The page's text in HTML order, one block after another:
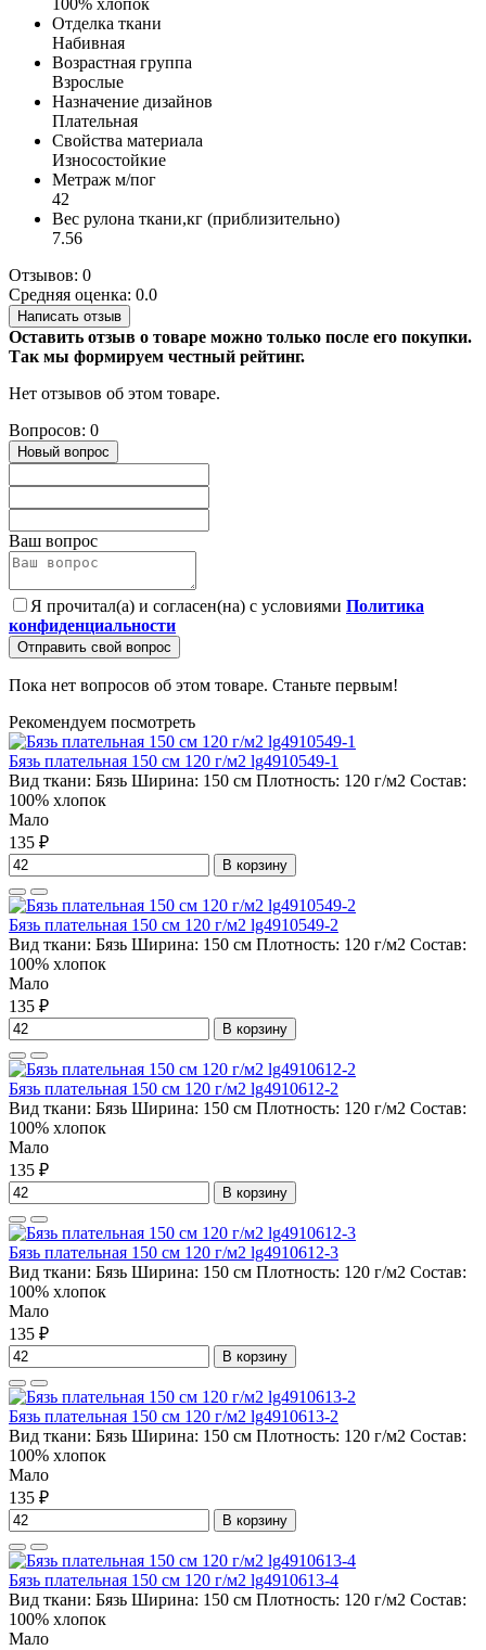
100% хлопок
Отделка ткани
Набивная
Возрастная группа
Взрослые
Назначение дизайнов
Плательная
Свойства материала
Износостойкие
Метраж м/пог
42
Вес рулона ткани,кг (приблизительно)
7.56
Отзывов: 0
Средняя оценка: 0.0
Написать отзыв
Оставить отзыв о товаре можно только после его покупки.
Так мы формируем честный рейтинг.
Нет отзывов об этом товаре.
Вопросов: 0
Новый вопрос
Ваш вопрос
Я прочитал(а) и согласен(на) с условиями Политика
конфиденциальности
Отправить свой вопрос
Пока нет вопросов об этом товаре. Станьте первым!
Рекомендуем посмотреть
Бязь плательная 150 см 120 г/м2 lg4910549-1
Вид ткани: Бязь Ширина: 150 см Плотность: 120 г/м2 Состав:
100% хлопок
Мало
135 ₽
В корзину
Бязь плательная 150 см 120 г/м2 lg4910549-2
Вид ткани: Бязь Ширина: 150 см Плотность: 120 г/м2 Состав:
100% хлопок
Мало
135 ₽
В корзину
Бязь плательная 150 см 120 г/м2 lg4910612-2
Вид ткани: Бязь Ширина: 150 см Плотность: 120 г/м2 Состав:
100% хлопок
Мало
135 ₽
В корзину
Бязь плательная 150 см 120 г/м2 lg4910612-3
Вид ткани: Бязь Ширина: 150 см Плотность: 120 г/м2 Состав:
100% хлопок
Мало
135 ₽
В корзину
Бязь плательная 150 см 120 г/м2 lg4910613-2
Вид ткани: Бязь Ширина: 150 см Плотность: 120 г/м2 Состав:
100% хлопок
Мало
135 ₽
В корзину
Бязь плательная 150 см 120 г/м2 lg4910613-4
Вид ткани: Бязь Ширина: 150 см Плотность: 120 г/м2 Состав:
100% хлопок
Мало